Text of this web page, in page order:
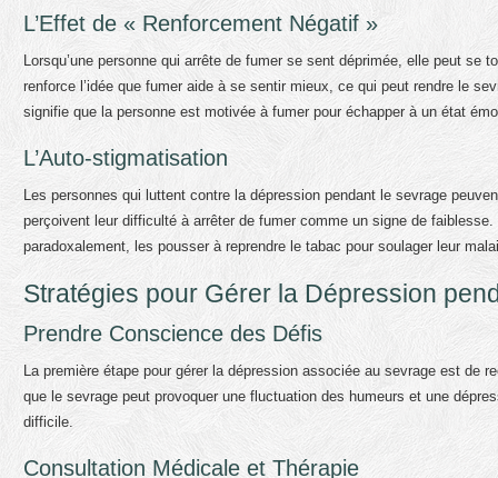
L’Effet de « Renforcement Négatif »
Lorsqu’une personne qui arrête de fumer se sent déprimée, elle peut
renforce l’idée que fumer aide à se sentir mieux, ce qui peut rendre le
signifie que la personne est motivée à fumer pour échapper à un état
L’Auto-stigmatisation
Les personnes qui luttent contre la dépression pendant le sevrage
perçoivent leur difficulté à arrêter de fumer comme un signe de
paradoxalement, les pousser à reprendre le tabac pour soulager leur
Stratégies pour Gérer la Dépression
Prendre Conscience des Défis
La première étape pour gérer la dépression associée au sevrage est de
que le sevrage peut provoquer une fluctuation des humeurs et une
difficile.
Consultation Médicale et Thérapie